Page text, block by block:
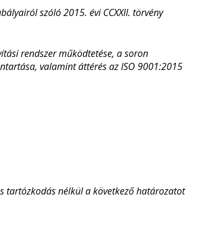
szóló 2015. évi CCXXII. törvény
rendszer működtetése, a soron
valamint áttérés az ISO 9001:2015
tartózkodás nélkül a következő határozatot